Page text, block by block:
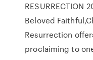
RESURRECTION
Beloved
Resurrection
proclaiming to